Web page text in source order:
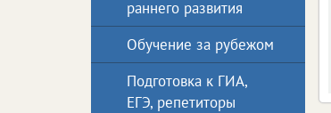
раннего развития
Обучение за рубежом
Подготовка к ГИА,
ЕГЭ, репетиторы